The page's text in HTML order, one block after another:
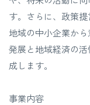
す。さらに、政策
地域の中小企業か
発展と地域経済の
成します。
事業内容